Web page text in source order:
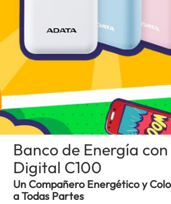
Banco de Energía
Digital C100
Un Compañero Energético y
a Todas Partes